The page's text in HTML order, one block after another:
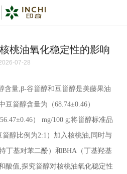
桃油氧化稳定性的影响
07-28
含量,β-谷甾醇和豆甾醇是美藤果油
甾醇含量为（68.74±0.46）
） mg/100 g;将甾醇标准品
甾醇比例为2:1）加入核桃油,同时与
丁基对苯二酚）和BHA（丁基羟基
酸值,探究甾醇对核桃油氧化稳定性